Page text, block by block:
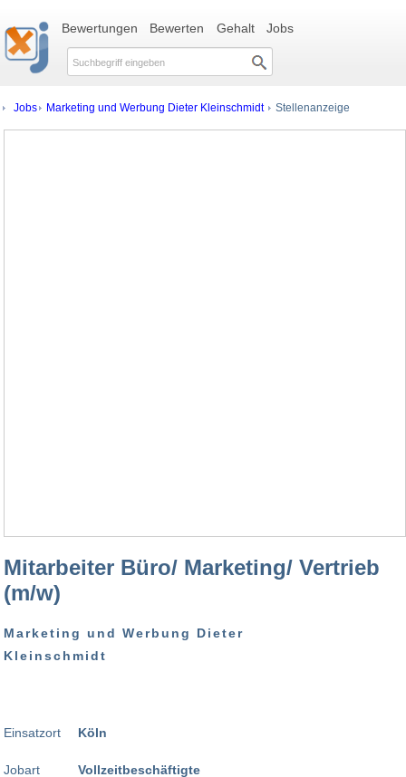
Bewertungen Bewerten Gehalt Jobs
Jobs Marketing und Werbung Dieter Kleinschmidt Stellenanzeige
Mitarbeiter Büro/ Marketing/ Vertrieb
(m/w)
Marketing und Werbung Dieter
Kleinschmidt
Einsatzort
Jobart
Köln
Vollzeitbeschäftigte